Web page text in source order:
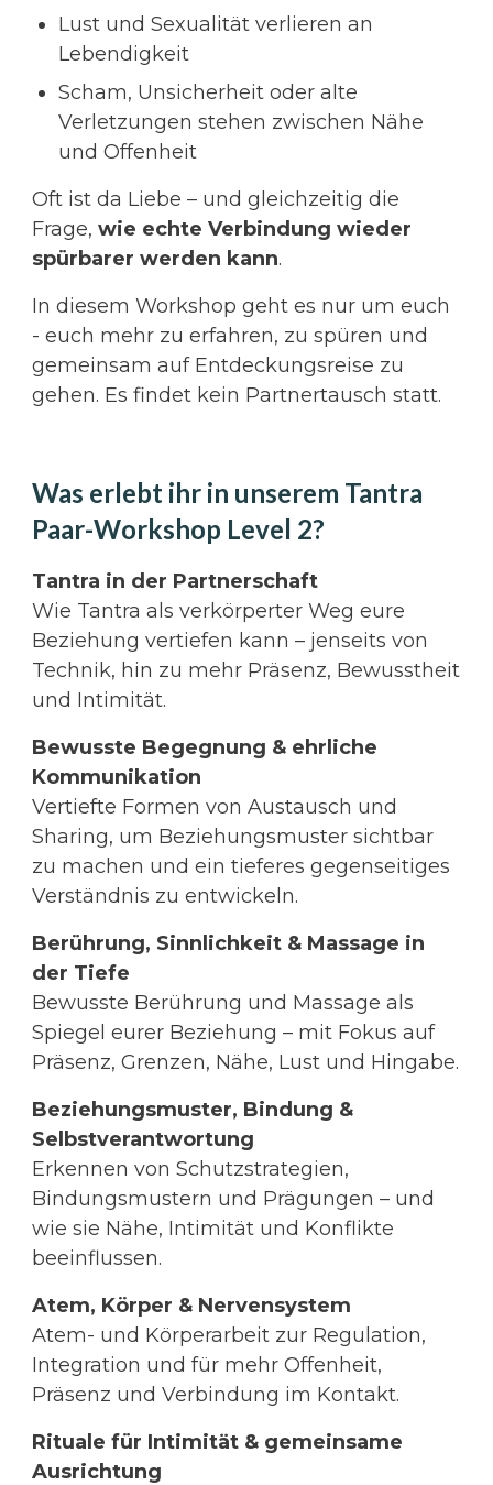
Lust und Sexualität verlieren an
Lebendigkeit
Scham, Unsicherheit oder alte
Verletzungen stehen zwischen Nähe
und Offenheit
Oft ist da Liebe – und gleichzeitig die
Frage, wie echte Verbindung wieder
spürbarer werden kann.
In diesem Workshop geht es nur um euch
- euch mehr zu erfahren, zu spüren und
gemeinsam auf Entdeckungsreise zu
gehen. Es findet kein Partnertausch statt.
Was erlebt ihr in unserem Tantra
Paar-Workshop Level 2?
Tantra in der Partnerschaft
Wie Tantra als verkörperter Weg eure
Beziehung vertiefen kann – jenseits von
Technik, hin zu mehr Präsenz, Bewusstheit
und Intimität.
Bewusste Begegnung & ehrliche
Kommunikation
Vertiefte Formen von Austausch und
Sharing, um Beziehungsmuster sichtbar
zu machen und ein tieferes gegenseitiges
Verständnis zu entwickeln.
Berührung, Sinnlichkeit & Massage in
der Tiefe
Bewusste Berührung und Massage als
Spiegel eurer Beziehung – mit Fokus auf
Präsenz, Grenzen, Nähe, Lust und Hingabe.
Beziehungsmuster, Bindung &
Selbstverantwortung
Erkennen von Schutzstrategien,
Bindungsmustern und Prägungen – und
wie sie Nähe, Intimität und Konflikte
beeinflussen.
Atem, Körper & Nervensystem
Atem- und Körperarbeit zur Regulation,
Integration und für mehr Offenheit,
Präsenz und Verbindung im Kontakt.
Rituale für Intimität & gemeinsame
Ausrichtung